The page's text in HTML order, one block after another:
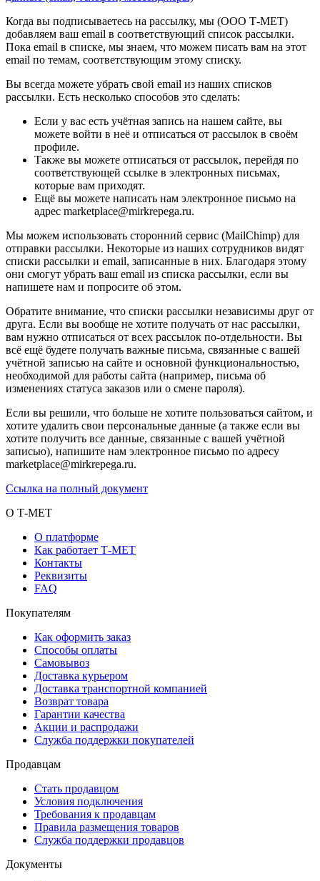
Когда вы подписываетесь на рассылку, мы (ООО Т-МЕТ)
добавляем ваш email в соответствующий список рассылки.
Пока email в списке, мы знаем, что можем писать вам на этот
email по темам, соответствующим этому списку.
Вы всегда можете убрать свой email из наших списков
рассылки. Есть несколько способов это сделать:
Если у вас есть учётная запись на нашем сайте, вы
можете войти в неё и отписаться от рассылок в своём
профиле.
Также вы можете отписаться от рассылок, перейдя по
соответствующей ссылке в электронных письмах,
которые вам приходят.
Ещё вы можете написать нам электронное письмо на
адрес marketplace@mirkrepega.ru.
Мы можем использовать сторонний сервис (MailChimp) для
отправки рассылки. Некоторые из наших сотрудников видят
списки рассылки и email, записанные в них. Благодаря этому
они смогут убрать ваш email из списка рассылки, если вы
напишете нам и попросите об этом.
Обратите внимание, что списки рассылки независимы друг от
друга. Если вы вообще не хотите получать от нас рассылки,
вам нужно отписаться от всех рассылок по-отдельности. Вы
всё ещё будете получать важные письма, связанные с вашей
учётной записью на сайте и основной функциональностью,
необходимой для работы сайта (например, письма об
изменениях статуса заказов или о смене пароля).
Если вы решили, что больше не хотите пользоваться сайтом, и
хотите удалить свои персональные данные (а также если вы
хотите получить все данные, связанные с вашей учётной
записью), напишите нам электронное письмо по адресу
marketplace@mirkrepega.ru.
Ссылка на полный документ
О Т-МЕТ
О платформе
Как работает Т-МЕТ
Контакты
Реквизиты
FAQ
Покупателям
Как оформить заказ
Способы оплаты
Самовывоз
Доставка курьером
Доставка транспортной компанией
Возврат товара
Гарантии качества
Акции и распродажи
Служба поддержки покупателей
Продавцам
Стать продавцом
Условия подключения
Требования к продавцам
Правила размещения товаров
Служба поддержки продавцов
Документы